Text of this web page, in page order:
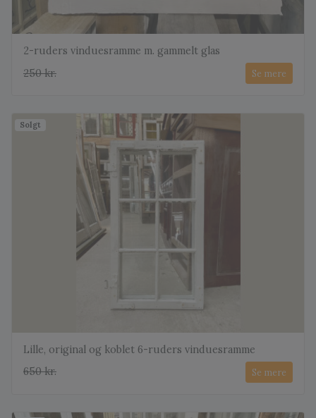
2-ruders vinduesramme m. gammelt glas
250 kr.
Se mere
Solgt
Lille, original og koblet 6-ruders vinduesramme
650 kr.
Se mere